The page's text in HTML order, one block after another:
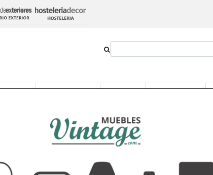
Natural 3 Cajones 25 x 60 x 123 cm
Zapatero de
25 x 60 x 123 cm
435,60 €